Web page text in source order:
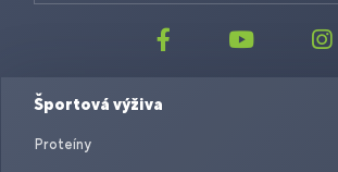
Športová výživa
Proteíny